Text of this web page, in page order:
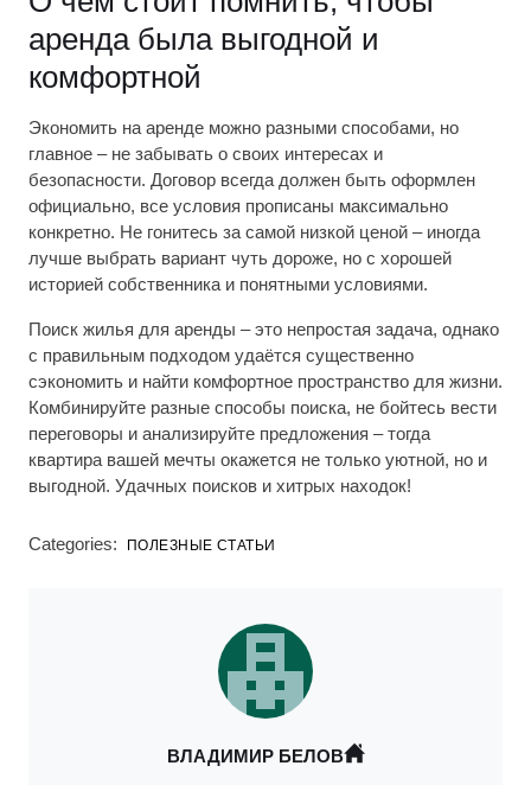
аренда была выгодной и
комфортной
Экономить на аренде можно разными способами, но
главное – не забывать о своих интересах и
безопасности. Договор всегда должен быть оформлен
официально, все условия прописаны максимально
конкретно. Не гонитесь за самой низкой ценой – иногда
лучше выбрать вариант чуть дороже, но с хорошей
историей собственника и понятными условиями.
Поиск жилья для аренды – это непростая задача, однако
с правильным подходом удаётся существенно
сэкономить и найти комфортное пространство для жизни.
Комбинируйте разные способы поиска, не бойтесь вести
переговоры и анализируйте предложения – тогда
квартира вашей мечты окажется не только уютной, но и
выгодной. Удачных поисков и хитрых находок!
Categories: ПОЛЕЗНЫЕ СТАТЬИ
ВЛАДИМИР БЕЛОВ